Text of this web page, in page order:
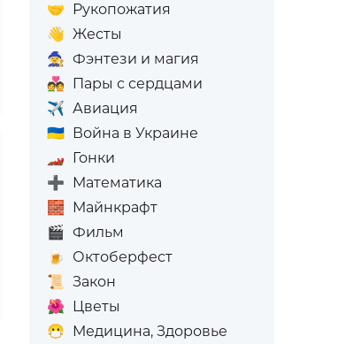
🤝 Рукопожатия
👋 Жесты
🧙 Фэнтези и магия
💑 Пары с сердцами
✈️ Авиация
🇺🇦 Война в Украине
🏎️ Гонки
➕ Математика
🧱 Майнкрафт
🎬 Фильм
🍺
Октоберфест
📜 Закон
🌺 Цветы
😷 Медицина, Здоровье